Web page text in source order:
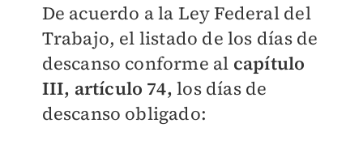
De acuerdo a la Ley Federal del
Trabajo, el listado de los días de
descanso conforme al capítulo
III, artículo 74, los días de
descanso obligado: